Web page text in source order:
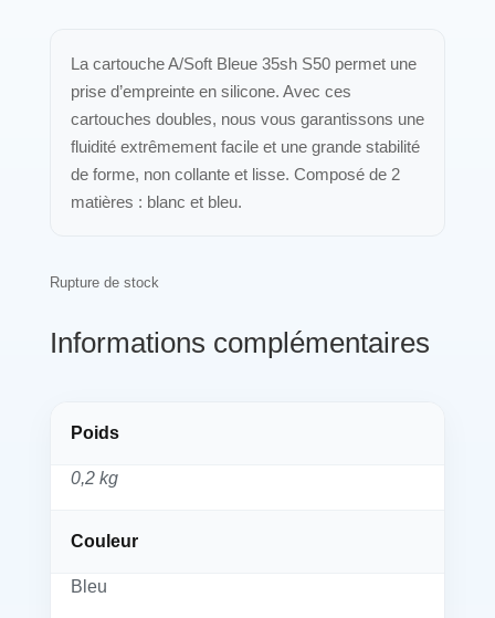
La cartouche A/Soft Bleue 35sh S50 permet une
prise d’empreinte en silicone. Avec ces
cartouches doubles, nous vous garantissons une
fluidité extrêmement facile et une grande stabilité
de forme, non collante et lisse. Composé de 2
matières : blanc et bleu.
Rupture de stock
Informations complémentaires
Poids
0,2 kg
Couleur
Bleu